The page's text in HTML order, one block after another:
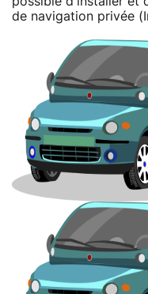
de navigation privée